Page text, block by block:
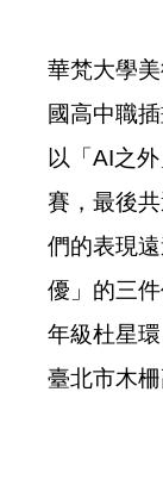
華梵大學
國高中職
以「AI之
賽，最後
們的表現遠
優」的三
年級杜星
臺北市木柵